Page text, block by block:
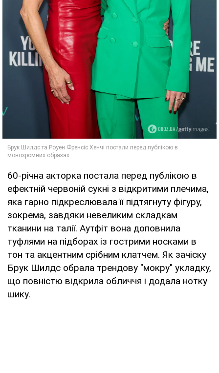
60-річна акторка постала перед публікою в
ефектній червоній сукні з відкритими плечима,
яка гарно підкреслювала її підтягнуту фігуру,
зокрема, завдяки невеликим складкам
тканини на талії. Аутфіт вона доповнила
туфлями на підборах із гострими носками в
тон та акцентним срібним клатчем. Як зачіску
Брук Шилдс обрала трендову "мокру" укладку,
що повністю відкрила обличчя і додала нотку
шику.